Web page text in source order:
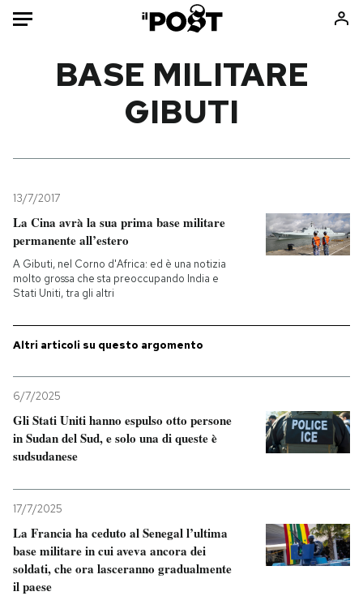
Mondo
Tecnologia
Internet
Cultura
Economia
Sport
Libri
Ok Boomer!
Europa
Mondiali calcio 2026
PODCAST
NEWSLETTER
I MIEI PREFERITI
SHOP
BASE MILITARE
GIBUTI
13/7/2017
La Cina avrà la sua prima base militare
permanente all’estero
A Gibuti, nel Corno d'Africa: ed è una notizia
molto grossa che sta preoccupando India e
Stati Uniti, tra gli altri
Altri articoli su questo argomento
6/7/2025
Gli Stati Uniti hanno espulso otto persone
in Sudan del Sud, e solo una di queste è
sudsudanese
17/7/2025
La Francia ha ceduto al Senegal l’ultima
base militare in cui aveva ancora dei
soldati, che ora lasceranno gradualmente
il paese